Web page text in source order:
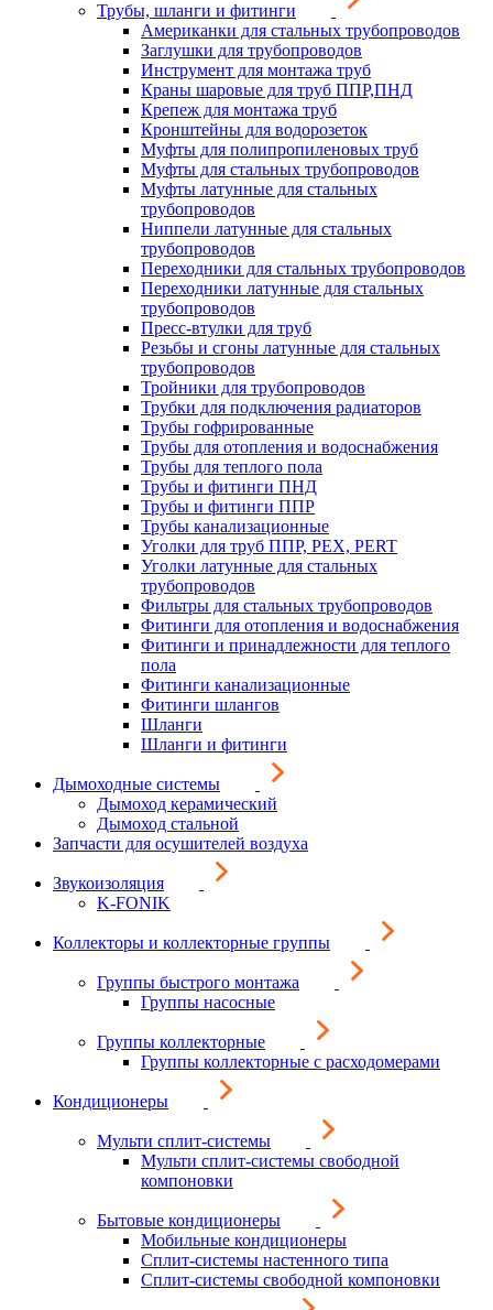
Трубы, шланги и фитинги
Американки для стальных трубопроводов
Заглушки для трубопроводов
Инструмент для монтажа труб
Краны шаровые для труб ППР,ПНД
Крепеж для монтажа труб
Кронштейны для водорозеток
Муфты для полипропиленовых труб
Муфты для стальных трубопроводов
Муфты латунные для стальных
трубопроводов
Ниппели латунные для стальных
трубопроводов
Переходники для стальных трубопроводов
Переходники латунные для стальных
трубопроводов
Пресс-втулки для труб
Резьбы и сгоны латунные для стальных
трубопроводов
Тройники для трубопроводов
Трубки для подключения радиаторов
Трубы гофрированные
Трубы для отопления и водоснабжения
Трубы для теплого пола
Трубы и фитинги ПНД
Трубы и фитинги ППР
Трубы канализационные
Уголки для труб ППР, PEX, PERT
Уголки латунные для стальных
трубопроводов
Фильтры для стальных трубопроводов
Фитинги для отопления и водоснабжения
Фитинги и принадлежности для теплого
пола
Фитинги канализационные
Фитинги шлангов
Шланги
Шланги и фитинги
Дымоходные системы
Дымоход керамический
Дымоход стальной
Запчасти для осушителей воздуха
Звукоизоляция
K-FONIK
Коллекторы и коллекторные группы
Группы быстрого монтажа
Группы насосные
Группы коллекторные
Группы коллекторные с расходомерами
Кондиционеры
Мульти сплит-системы
Мульти сплит-системы свободной
компоновки
Бытовые кондиционеры
Мобильные кондиционеры
Сплит-системы настенного типа
Сплит-системы свободной компоновки